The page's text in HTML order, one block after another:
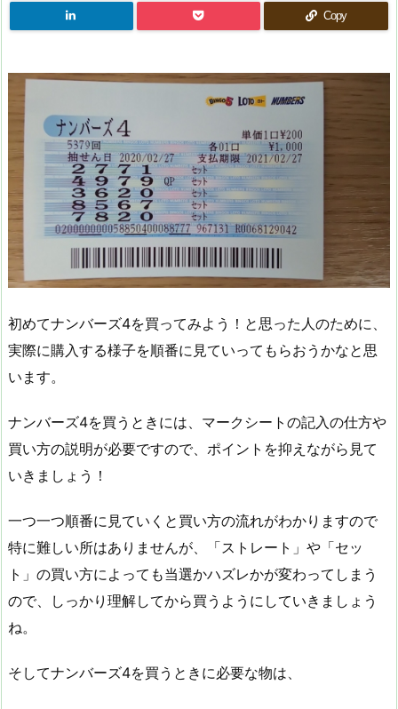
Copy
初めてナンバーズ4を買ってみよう！と思った人のために、
実際に購入する様子を順番に見ていってもらおうかなと思
います。
ナンバーズ4を買うときには、マークシートの記入の仕方や
買い方の説明が必要ですので、ポイントを抑えながら見て
いきましょう！
一つ一つ順番に見ていくと買い方の流れがわかりますので
特に難しい所はありませんが、「ストレート」や「セッ
ト」の買い方によっても当選かハズレかが変わってしまう
ので、しっかり理解してから買うようにしていきましょう
ね。
そしてナンバーズ4を買うときに必要な物は、